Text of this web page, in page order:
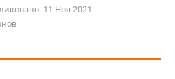
11 Ноя 2021